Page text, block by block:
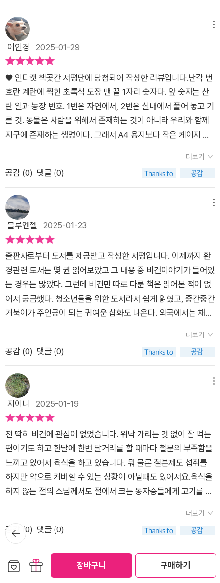
장바구니 구매하기
가스 양과 맞먹는다네요... ㅎ소가 먹어 치우는 사료에서도 온실
가스가 나오는데축산업에서 발생하는 온실가스가환경오염의 원
인 중 하나라고 합니다.소고기 1 kg당 발생되는 온실가스는 60k
g인데상대적으로 닭과 같은 가금류는 온실가스 배출량이소고기
의 10분의 1수준이라고 하네요식품 1kg당 내뿜은 온실가스량을
보면두유와 콩은 0.9k, 우유는 3k, 생선은 5k인데소고기는 무려
60 kg이나...ㅎ소고기만 덜 먹어도 지구 환경을 지키는 데일조하
는 셈이겠어요...나의 건강과 지구환경 둘 다 지킬 수 있겠더라고
요채식에 도전해 보겠다고 결심해도지인과 밥 먹을 때 선택의 폭
이 좁아진다거나메뉴 고를 때 눈치 보였다는데비건 버거가 있어
드셔보셨다고 해요패티가 식물성 재료로 만든 대체육으로고기
맛과 비슷하대요콩고기로 만든 불고기덮밥 먹어 본 적이 있는데
라고요우리가 모르고 먹은 대체육을 아세요?라면에 건더기 수프
에 작게 들어 있는 고기가 바로 콩으로 만든 고기랍니다...^^먹거
리도 빈익빈 부익부- 먹거리의 30퍼센트가 버려지고 있다!음식
물 쓰레기란 먹다 남은 걸 버리는 것뿐일까요?식품이 생산. 유통.
가공. 조리 과에서발생하는 농, 수. 축산물 쓰레기와먹고 남은 음
식 찌꺼기 모두가 음식물 쓰레기래요우리 식탁에 오르기 전에 식
품을 만들고이동하면서 버려지는 것들까지도모두 음식물 쓰레기
에 포함된다는 사실!과일이나 야채 등 크기가 너무 작거나 큰 것,
찌그러진 것, 껍질에 생채기가 난 것 등 상품성이 떨어지는 것들
요?최대한 덜 가공된 식품을 먹고못난이 채소, 과일을 소비해 줘
야겠죠?못난이 채소와 과일은 가격도 저렴해서 생활에 보탬도
되어 가끔 구매해서 먹고 있었는데앞으로 더 자주 먹어야겠어요
유통기한 vs 소비기한유통기한과 소비기한이 다르다는 걸 알고
있나요?유통기한은 상품이 최적의 품질을 유지할 수 있는 기간
으로유통기한이 지나도 먹는 데에는 문제가 없는 식품들이 많이
있어요소비기한은 식품을 적합한 조건에 보관했을 때먹어도 이
상이 없는 기간으로최소 일주일 정도에서 1년까지 차이가 난데
요.ㅎ1년까지도 있다는 게 놀랍네요소비기한은 유통기한보다 보
통 20~50% 길다고 합니다.국회는 21년 7월 24일 유통기한을
소비기한 표시제로 변경하는 내용의 법률 개정안을 통과시켜23
년부터 식품에 소비기한이 표시되었어요다만 우유와 가공품에
대해서는 위생적인 관리와 냉장 보관 기준 개선이 필요해서 다른
품목보다 더 늦춰 2032년부터 시행하기로 정했대요특히 우유의
소비기한이 23~26일로거의 한달가량이나 되다니생각보다 길
어서 정말 놀랍네요그동안 유통기한이 지났다는 이유로멀쩡한
것들을 버렸네요...ㅠ.ㅠ착한 편식! 오늘부터 1일 시작해 보려고요
어나고 있는 현실은 무엇을 말하고 있는지.🫛저자는 가장 손쉬운
방법을 제안한다.육류 사용량을 줄이는 것. 로컬 푸드를 사용하는
것.일주일 중에 하루 채식을 해 보는 것.학교 급식에서 채식 식단
이 나오면 투정부리지 말고 한 번 먹어보는 것.이왕이면 일회용품
루라도 시도하는 게,완벽한 비건주의 한명보다 더 좋은 효과를 본
다고 하니,'이왕이면' 기후 식사를 시도해 보는 건 어떨까?🏷일주
일에 한 번.🏷하루에 한 번.어떤 시도든 안 하는 것보다 낫다는
건 기정 사실이니까!!🙋 기후 식사라는 말이 궁금하다면,🙋 왜 육
류를 덜 먹어야 하는지 궁금하다면,이해하기 쉽게 설명하는 글로
다양한 근거를 들어, 지구를 위해 우리가 손쉽게 실천할 수 있는
방법들을 제안하는 책이라 추천합니다. ✨️✨️✨️✨️✨️⭕️ 이 서평은
성하였습니다. #가끔은비건 #정민지 #풀빛#인문학 #환경보호
#기후악당 #기후식사 #탄소배출#알고십대시리즈 #알고십대8
#지구 #청소년인문도서#신간 #신간도서 #청소년추천도서 #신
간인문학#북스타그램 #책스타그램 #서평스타그램
한 이야기를 이끌어 낸다. 키워드만 보면 머리 아픈 소재들 같지
만 쉽고 재미있게 풀어내고 있어 오히려 흥미롭게 다가오는 이야
기들이 많다.개인적으로는 비건에 대한 단계를 보다 쉽게 알 수
있었다는 점이 흥미로웠고, 또 의외로 온실가스 배출 1위 음식이
설렁탕이라는 점에 놀랐다.대체육이나 인공고기 등에 대해서는
아직 큰 신뢰감이 없어 그다지 먹어보고 싶은 생각은 들지 않았지
만, 달걀에 찍힌 번호의 의미만큼은 매우 유용했다.만약 채소를
오래 두고 신선하게 먹을 수 있는 방법과 다양한 조리방법을 통해
보다 맛있게 먹을 수 있는 방법을 알게 된다면 페스코 베지테리언
의미 있게 다가왔던 내용과 도움이 되었던 내용들을 위주로 정리
해 보았다. 함께 보면서 나의 식습관에 대해 돌아보는 시간을 가
져보면 어떨까 한다.=====기후 식사란?=====전 세계의 인
구는 증가 추세가 좀 느려졌을 뿐 여전히 증가하고 있어. 21세기
안에 100억 명에 다다를 거라고 해. 그렇게 되면 더 많은 온실가
스가 지구를 뜨겁게 할 테고, 자원은 지금보다 더 부족해질 거야.
덜 아프게 하는 방법의 하나로 '식단을 바꾸자'는 움직임이 생겨
나고 있어. 최근엔 이러한 식단을 '기후 식사'라고 부르기도 해. 기
후 식사는 환경에 안 좋은 영향을 최대한 줄인 식단이어야 하고,
물론 사람에게도 건강한 것이어야 하겠지.기후 식사를 하려면 고
기 섭취는 지금보다 절반으로 줄일 필요가 있어. 그렇다고 과일과
채소가 무조건 지구를 위한 식단으로 좋다는 건 또 아니야.바다
건너 먼 나라에서 배나 비행기로 실어 와 우리의 식탁까지 오르는
작물 재배, 소비되는 곳과 가까운 거리의 지역에서 생산되는 식재
료를 소비하는 것이 탄소 배출을 줄이는 기후 식사법이라고 할 수
있어.반경 50킬러미터 이내에서 나고 자란 농산물을 우선적으로
소비하자는 게 '로컬 푸드 운동'인데, 가까운 곳에서 생산된 식재
료들로 식사를 하면 유통 거리가 짧아지니까 탄소 배출을 효과 있
게 줄일 수 있지.*****'기후 식사'라는 말은 낯설어도 '로컬 푸드
운동'이나 유통거리가 짧은 식재료를 구입해 먹으면 좋다는 이야
기는 뉴스를 통해 접해본 적이 있을 것이다.같은 개념으로 이해하
면 되며, 유통 거리가 짧아지면 방부제나 농약 등을 덜 사용하거
구에게도 큰 도움이 되지 않을까 한다.=====여러 가지 이유로
고기를 멀리하는 사람들=====1. 종교적인 이유로 채식하는 사
람들인도하면 생각나는 종교인 힌두교는 소를 신성시해서 소고
기를 입에 대지 않아. 소고기만 안 먹는 게 아니라 살생을 금지하
는 교리를 지켜서 힌두교 신자의 3분의 1 정도는 채식을 하고 있
혐오적인 시선이었다가 다소 이해할 수 있는 존재들로 바뀌어 여
겨지고 있는 채식주의자라는 부분 책을 통해서 이제는 본인도 이
쪽으로 발을 들여놓어야할 거 같다는 생각으로까지 진전이 되었
다. 아울러 비건은 곧 채식주의자로 알았다가 그게 아니라 비건은
서 가장 상위개념 즉 어떤 동물성도 허용하지 않는 엄격한 채식주
의자 단계라는 것도 이번에 제대로 알게된 부분이다.환경을 운운
하면 상당히 동요가 된다. 거기에다가 동물보호 및 동물을 좋아하
는 마음까지 더해진다면 이 책을 본 후에는 육식을 하는 것이 상
당히 꺼려지게 될터다. 환경보호도 할 수 있으면서 동물의 보호까
지 할 수 있다면 채식주의를 비건을 선택하지 않을 이유는 없다.
더군다나 동물의 처우를 극한으로 무시하는 곧 비인간적인 동물
고 마음이 어려워질터다. 나 또한 그랬기 때문이다. 물론 이 부분
을 이미 아는 분들도 계시고 무디어진 분들도 계실터이나 동물을
반려라는 개념으로 받아들여 본 이로서는 무디어질 수 없는 부분
이다. 여러분은 비건을 가끔 해보아야겠구나 라는 생각이 반드시
들 것이다. 더 나아가선 가끔이 아니라 자주가 되는 분들도 계실
테고 말이다. 아직 그 과정이 그 생활이 녹록치가 않다. 먹는 것부
터 옷이나 화장품 등에서도 동물의 무언가가 포함되 있다면 제외
되어야 하기때문에 상당한 조심과 주도면밀한 해당 상품에 대한
원료분석이 들어가야 하며 비건용 제품들을 골라서 사는 것도 평
래서 한번에 모든 것을 끊고 비건이 되긴 어렵다. 점진적으로 끊
어내 나감으로 이것이 생활습관이 되어지면서 점차 비건의 모습
으로 만들어지게 되는 것이 자연스럽고 수월할 것이다.다양한 정
보를 제공해주셔서 환경보호를 위해서 지구인들은 어떻게 살아
야하는 것이 좋을 방향인지 잘 알려주셔서 감사하다. 이렇게 내용
이 좋은 책이 널리 읽혀지므로 지구의 환경이 우리나라 환경이 본
이인경 2025-01-29
♥ 인디캣 책곳간 서평단에 당첨되어 작성한 리뷰입니다.난각 번
호란 계란에 찍힌 초록색 도장 맨 끝 1자리 숫자다. 앞 숫자는 산
란 일과 농장 번호. 1번은 자연에서, 2번은 실내에서 풀어 놓고 기
른 것. ​동물은 사람을 위해서 존재하는 것이 아니라 우리와 함께
지구에 존재하는 생명이다. 그래서 A4 용지보다 작은 케이지 안
생각한다. 그런데 계란과 비건이 무슨 상관? 이 책은 비건을 실천
하자는 책이 아닌가? 아니다. 비건에 관한 것도 알려주는 기후 식
들도 덜 아프게 살아 있는 동안은 자유롭게 살면 좋겠다. ​공장식
축산이라는 황당한 말도 처음 들었다. 계란 생산도 공장에서 자동
차 부품 찍어내듯 자동화 한 것이다. 꼼짝 못 하는 케이지 안에 갇
찌르는 환경에서 낳은 달걀은 스트레스가 심해 사람 몸에도 안 좋
다. 이 공장식 축산 닭들이 낳은 달걀에는 케이지 크기에 따라 살
짝 넓은 건 3번, 매우 좁은 건 4번이라고 계란에 찍힌 녹색 도장
맨 끝에 표기되어 있다. 나부터 시작해서 점차 많은 사람들이 학
대당한 닭이 낳은 3번과 4번 란을 사지 않으면 자연스럽게 이런
가혹한 환경은 사라지지 않을까?​닭을 학대하는 것으로도 모자라
소비자를 우롱하는 동물복지, 유정란, 친환경, 유기농, 자유방목,
도 안 보이게 포장도 잘 되어 있다. 나도 유정란이래서 샀는데 맨
끝자리 수를 확인해 보니 4번 란! 먹고 죽는 건 아니니까 돈이 아
까워 먹긴 했지만... 어쩐지 닭의 고달픈 눈물을 삼키는 기분이었
다. ​난각 번호 1번은 자연 방사. 2번은 축사 내 평사로 평평한 실
내에서 사육하는 닭을 말한다. 둘 다 자유롭게 돌아다니며 먹이도
먹고 알도 낳는다. 자연에 풀어놓은 1번 란에는 비타민 D가 30%
나 더 많다. 당연히 신나게 돌아다니며 햇빛도 받고 흙 목욕도 하
니 그럴 것이다. 하지만 자연 방사는 키울 땅도 많이 필요하고, 닭
들이 자연스럽게 놀며 휴식을 취하기 때문에 스트레스가 적어서
만 비싸더라도 불쌍한 닭들을 생각해서 3, 4번 란을 안 사야 한
다. 닭장에 가두고 날갯짓 한번 못하게 하면서 좋은 사료를 주면
동물복지인가? 동물에게도 이러니 사람에게도 나만 안 먹으면
되니까 살충제를 먹던 항생제 덩어리를 먹던 알 바 아닌 것이다.
이런 비양심적인 업자들이 더 이상 소비자를 기만하지 못하게 우
더보기
공감 (0) 댓글 (0)
블루엔젤 2025-01-23
출판사로부터 도서를 제공받고 작성한 서평입니다. 이제까지 환
경관련 도서는 몇 권 읽어보았고 그 내용 중 비건이야기가 들어있
는 경우는 많았다. 그런데 비건만 따로 다룬 책은 읽어본 적이 없
어서 궁금했다. 청소년들을 위한 도서라서 쉽게 읽혔고, 중간중간
거북이가 주인공이 되는 귀여운 삽화도 나온다. 외국에서는 채식
이야기하는데, 닭을 키우는 환경을 보고 놀랐던 일을 이야기한다.
닭의 이야기가 나온다. 사실 진짜 축사 환경이 더 처참하겠지만,
아주 잔인하게 묘사한것은 아니고 아이들에게 경각심을 줄 정도
로 부드럽게 말해주어서 다행이라는 생각이 들었다. 소의 메탄가
많기때문에 되새김질을 하면서 트림으로는 더 많은 메탄가스가
나온다고 한다. 소를 위한 목축지로 개간하기 위해서는 넓은 땅이
필요해서 일부러 열대우림에 불을 지르는 이야기도 나왔다. 그럼
에도 불구하고 소를 키우는 것은 사람들의 수요가 많기 때문이라
고 작가는 설명한다. 인터넷으로 환경관련 내용에 달린 댓글을 보
면 대부분이 우리나라는 재활용을 잘한다면서, 외국에서 환경을
파괴하는데 우리가 노력해서 뭐하나라는 여론이 지배적이다. 그
런데 우리나라가 기후악당(빌런) 2위라니 충격이고 안타까웠다.
온실가스 배출, 화력발전 등 다양한 이유가 있었는데 우리나라부
터, 나부터 바뀌어야 한다는 생각을 했다. 어떻게하면 온실가스를
더보기
공감 (0) 댓글 (0)
지이니 2025-01-19
전 딱히 비건에 관심이 없었습니다. ​워낙 가리는 것 없이 잘 먹는
편이기도 하고 한달에 한번 달거리를 할 때마다 철분의 부족함을
느끼고 있어서 육식을 하고 있습니다. 뭐 물론 철분제도 섭취를
하지만 약으로 커버할 수 있는 상황이 아닐때도 있어서요.​육식을
하지 않는 절의 스님께서도 절에서 크는 동자승들에게 고기를 주
다는 생각을 가지고 있었기 때문에 가족들에게 비건을 강제하지
않았고 딱히 먹는 것 만큼은 가리지 않고 골고루 먹는다가 저의
이야기가 나오고 있고 전 지구적인 초 관심사 중에 기후위기가 대
두되고 있는 가운데 「가끔은, 비건」 이란 책이 도서출판 풀빛에서
더보기
공감 (0) 댓글 (0)
3편 더보기
뒤로가
기